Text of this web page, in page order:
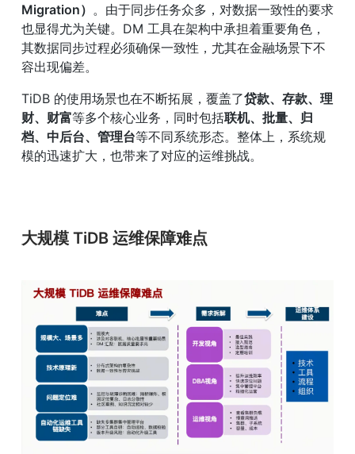
Migration） 。由于同步任务众多，对数据一致性的要求
也显得尤为关键。DM 工具在架构中承担着重要角色，
其数据同步过程必须确保一致性，尤其在金融场景下不
容出现偏差。
TiDB 的使用场景也在不断拓展，覆盖了贷款、存款、理
财、财富等多个核心业务，同时包括联机、批量、归
档、中后台、管理台等不同系统形态。整体上，系统规
模的迅速扩大，也带来了对应的运维挑战。
大规模 TiDB 运维保障难点